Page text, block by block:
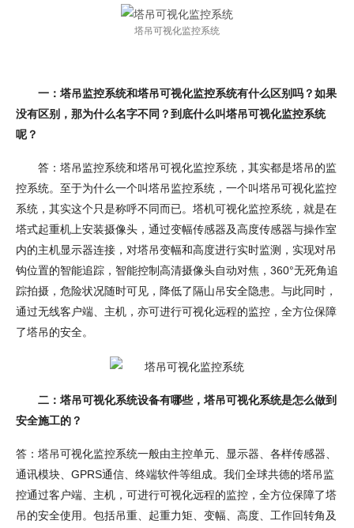
塔吊可视化监控系统
一：塔吊监控系统和塔吊可视化监控系统有什么区别吗？如果
没有区别，那为什么名字不同？到底什么叫塔吊可视化监控系统
呢？
答：塔吊监控系统和塔吊可视化监控系统，其实都是塔吊的监
控系统。至于为什么一个叫塔吊监控系统，一个叫塔吊可视化监控
系统，其实这个只是称呼不同而已。塔机可视化监控系统，就是在
塔式起重机上安装摄像头，通过变幅传感器及高度传感器与操作室
内的主机显示器连接，对塔吊变幅和高度进行实时监测，实现对吊
钩位置的智能追踪，智能控制高清摄像头自动对焦，360°无死角追
踪拍摄，危险状况随时可见，降低了隔山吊安全隐患。与此同时，
通过无线客户端、主机，亦可进行可视化远程的监控，全方位保障
了塔吊的安全。
二：塔吊可视化系统设备有哪些，塔吊可视化系统是怎么做到
安全施工的？
答：塔吊可视化监控系统一般由主控单元、显示器、各样传感器、
通讯模块、GPRS通信、终端软件等组成。我们全球共德的塔吊监
控通过客户端、主机，可进行可视化远程的监控，全方位保障了塔
吊的安全使用。包括吊重、起重力矩、变幅、高度、工作回转角及